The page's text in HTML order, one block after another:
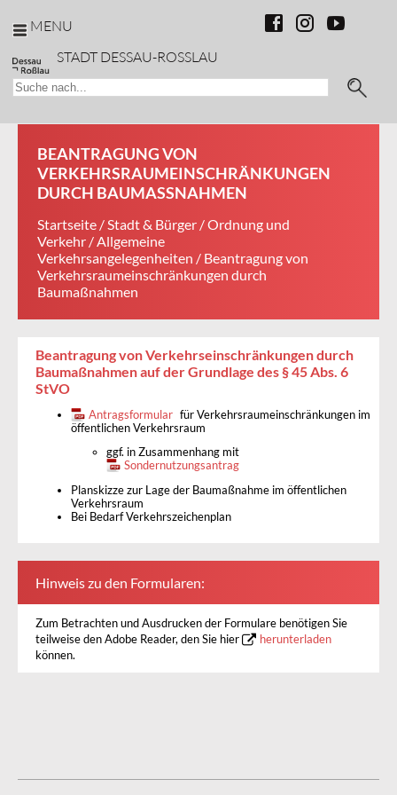
MENU
STADT DESSAU-ROSSLAU
BEANTRAGUNG VON
VERKEHRSRAUMEINSCHRÄNKUNGEN
DURCH BAUMASSNAHMEN
Startseite /Stadt & Bürger /Ordnung und
Verkehr /Allgemeine
Verkehrsangelegenheiten / Beantragung von
Verkehrsraumeinschränkungen durch
Baumaßnahmen
Beantragung von Verkehrseinschränkungen durch
Baumaßnahmen auf der Grundlage des § 45 Abs. 6
StVO
Antragsformular für Verkehrsraumeinschränkungen im
öffentlichen Verkehrsraum
ggf. in Zusammenhang mit
Sondernutzungsantrag
Planskizze zur Lage der Baumaßnahme im öffentlichen
Verkehrsraum
Bei Bedarf Verkehrszeichenplan
Hinweis zu den Formularen:
Zum Betrachten und Ausdrucken der Formulare benötigen Sie
teilweise den Adobe Reader, den Sie hier
herunterladen
können.